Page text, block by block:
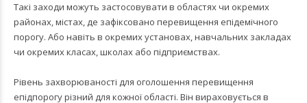
Такі заходи можуть застосовувати в областях чи окремих
районах, містах, де зафіксовано перевищення епідемічного
порогу. Або навіть в окремих установах, навчальних закладах
чи окремих класах, школах або підприємствах.
Рівень захворюваності для оголошення перевищення
епідпорогу різний для кожної області. Він вираховується в